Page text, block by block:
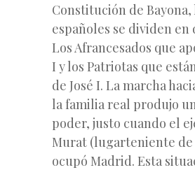
Constitución de Bayona,
españoles se dividen en
Los Afrancesados que
I y los Patriotas que
de José I. La marcha
la familia real produjo
poder, justo cuando el
Murat (lugarteniente de
ocupó Madrid. Esta